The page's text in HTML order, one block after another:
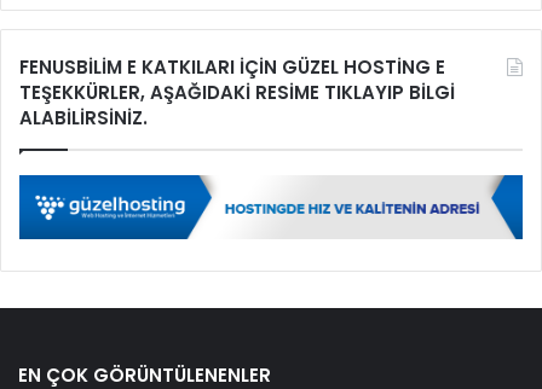
FENUSBİLİM E KATKILARI İÇİN GÜZEL HOSTİNG E
TEŞEKKÜRLER, AŞAĞIDAKİ RESİME TIKLAYIP BİLGİ
ALABİLİRSİNİZ.
EN ÇOK GÖRÜNTÜLENENLER